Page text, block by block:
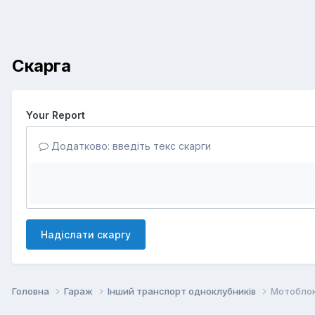
Скарга
Your Report
Додатково: введіть текс скарги
Надіслати скаргу
Головна Гараж Інший транспорт одноклубників